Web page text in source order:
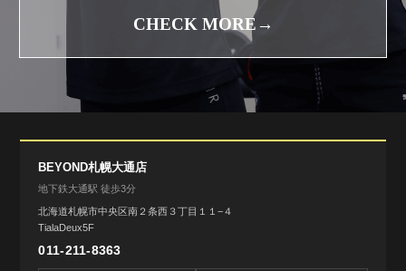
CHECK MORE→
BEYOND札幌大通店
地下鉄大通駅 徒歩3分
北海道札幌市中央区南２条西３丁目１１−４
TialaDeux5F
011-211-8363